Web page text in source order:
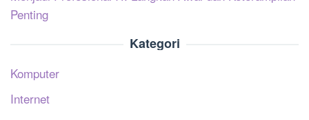
Penting
Kategori
Komputer
Internet